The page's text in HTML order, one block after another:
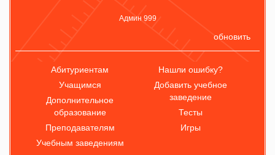
Админ 999
обновить
Абитуриентам
Учащимся
Дополнительное
образование
Преподавателям
Учебным заведениям
Нашли ошибку?
Добавить учебное
заведение
Тесты
Игры